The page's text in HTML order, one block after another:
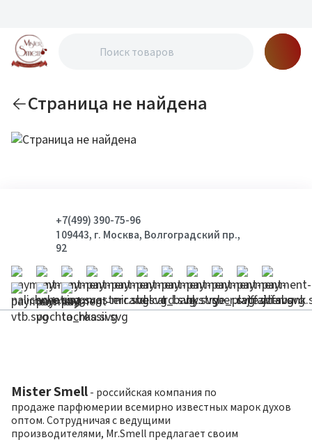
Страница не найдена
+7(499) 390-75-96
109443, г. Москва, Волгоградский пр.,
92
Mister Smell - российская компания по
продаже парфюмерии всемирно известных марок духов
оптом. Сотрудничая с ведущими
производителями, Mr.Smell предлагает своим